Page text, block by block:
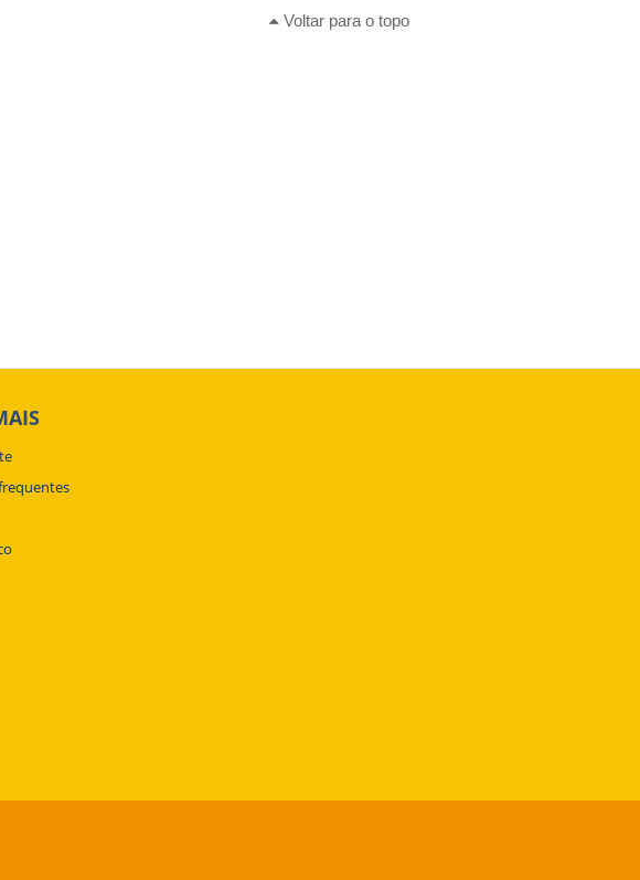
Voltar para o topo